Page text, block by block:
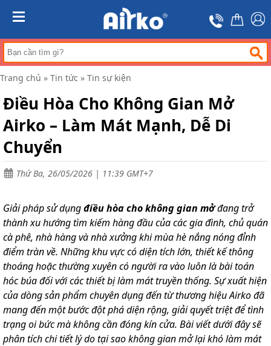
Trang
chủ
Máy
hút
ẩm
Máy
không
hòa
di
công
Tin
tức
Liên
hệ
Trang chủ » Tin tức » Tin sự kiện
Điều Hòa Cho Không Gian Mở
Airko – Làm Mát Mạnh, Dễ Di
Chuyển
Thứ Ba, 26/05/2026 | 11:39 GMT+7
Giải pháp sử dụngđiều hòa cho không gian mởđang trở
thành xu hướng tìm kiếm hàng đầu của các gia đình, chủ quán
cà phê, nhà hàng và nhà xưởng khi mùa hè nắng nóng đỉnh
điểm tràn về. Những khu vực có diện tích lớn, thiết kế thông
thoáng hoặc thường xuyên có người ra vào luôn là bài toán
hóc búa đối với các thiết bị làm mát truyền thống. Sự xuất hiện
của dòng sản phẩm chuyên dụng đến từ thương hiệu Airko đã
mang đến một bước đột phá diện rộng, giải quyết triệt để tình
trạng oi bức mà không cần đóng kín cửa. Bài viết dưới đây sẽ
phân tích chi tiết lý do tại sao không gian mở lại khó làm mát